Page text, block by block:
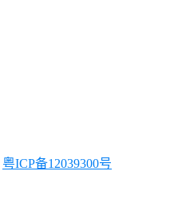
粤ICP备12039300号